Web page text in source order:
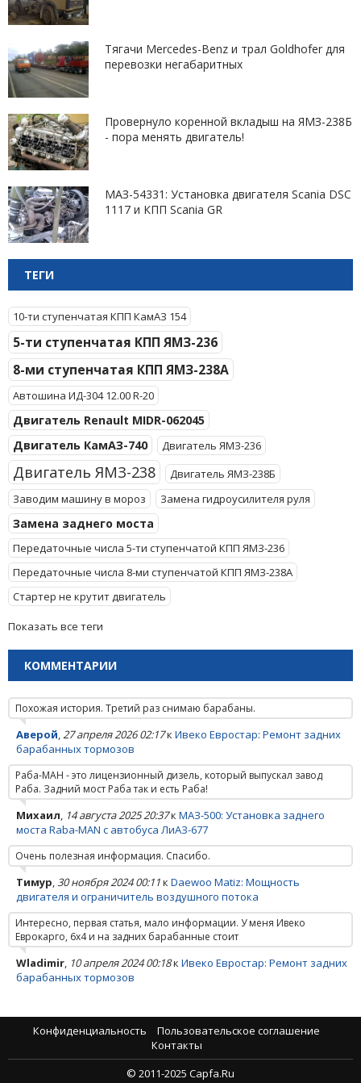
Тягачи Mercedes-Benz и трал Goldhofer для
перевозки негабаритных
Провернуло коренной вкладыш на ЯМЗ-238Б
- пора менять двигатель!
МАЗ-54331: Установка двигателя Scania DSC
1117 и КПП Scania GR
ТЕГИ
10-ти ступенчатая КПП КамАЗ 154
5-ти ступенчатая КПП ЯМЗ-236
8-ми ступенчатая КПП ЯМЗ-238А
Автошина ИД-304 12.00 R-20
Двигатель Renault MIDR-062045
Двигатель КамАЗ-740
Двигатель ЯМЗ-236
Двигатель ЯМЗ-238
Двигатель ЯМЗ-238Б
Заводим машину в мороз
Замена гидроусилителя руля
Замена заднего моста
Передаточные числа 5-ти ступенчатой КПП ЯМЗ-236
Передаточные числа 8-ми ступенчатой КПП ЯМЗ-238А
Стартер не крутит двигатель
Показать все теги
КОММЕНТАРИИ
Похожая история. Третий раз снимаю барабаны.
Аверой,27 апреля 2026 02:17к Ивеко Евростар: Ремонт задних
барабанных тормозов
Раба-МАН - это лицензионный дизель, который выпускал завод
Раба. Задний мост Раба так и есть Раба!
Михаил, 14 августа 2025 20:37к МАЗ-500: Установка заднего
моста Raba-MAN с автобуса ЛиАЗ-677
Очень полезная информация. Спасибо.
Тимур,30 ноября 2024 00:11к Daewoo Matiz: Мощность
двигателя и ограничитель воздушного потока
Интересно, первая статья, мало информации. У меня Ивеко
Еврокарго, 6х4 и на задних барабанные стоит
Wladimir, 10 апреля 2024 00:18к Ивеко Евростар: Ремонт задних
барабанных тормозов
Конфиденциальность
Пользовательское соглашение
Контакты
© 2011-2025 Capfa.Ru